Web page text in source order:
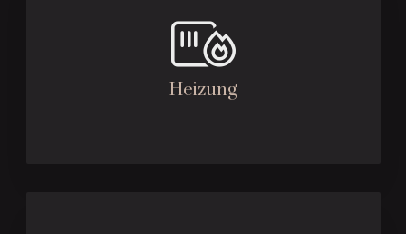
Heizung